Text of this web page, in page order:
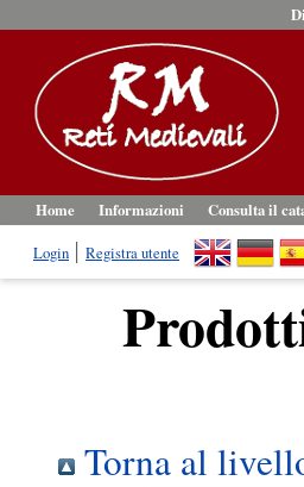
Home Informazioni
Consulta il
Login
Registra utente
Torna al